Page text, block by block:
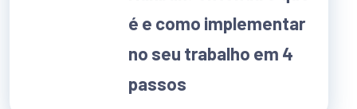
é e como implementar
no seu trabalho em 4
passos